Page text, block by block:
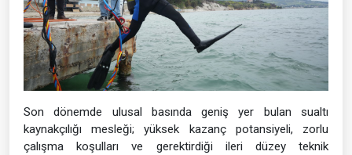
Son dönemde ulusal basında geniş yer bulan sualtı
kaynakçılığı mesleği; yüksek kazanç potansiyeli, zorlu
çalışma koşulları ve gerektirdiği ileri düzey teknik